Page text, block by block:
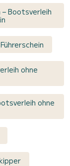
– Bootsverleih
ohne
ohne